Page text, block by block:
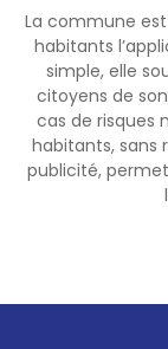
La commune
habitants
simple, elle
citoyens de
cas de risques
habitants, sans
publicité,